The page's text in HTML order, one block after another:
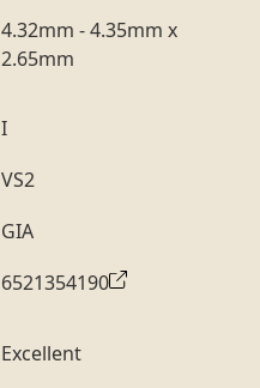
4.32mm - 4.35mm x
2.65mm
I
VS2
GIA
6521354190
Excellent